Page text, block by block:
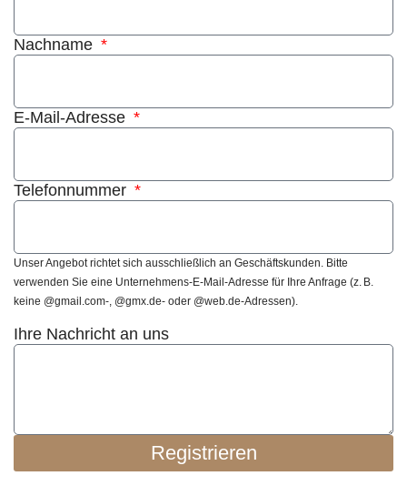
Nachname
E-Mail-Adresse
Telefonnummer
Unser Angebot richtet sich ausschließlich an Geschäftskunden. Bitte
verwenden Sie eine Unternehmens-E-Mail-Adresse für Ihre Anfrage (z. B.
keine @gmail.com-, @gmx.de- oder @web.de-Adressen).
Ihre Nachricht an uns
Registrieren